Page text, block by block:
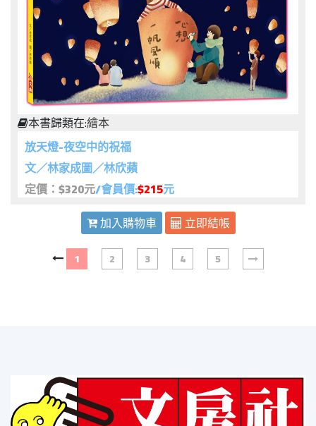
本書歸類在:繪本
放天燈-夜空中的祝福
文／林家成圖／林欣蘋
定價：$320元/會員價:$215元
加入購物車
立即結帳
1 2 3 4 5